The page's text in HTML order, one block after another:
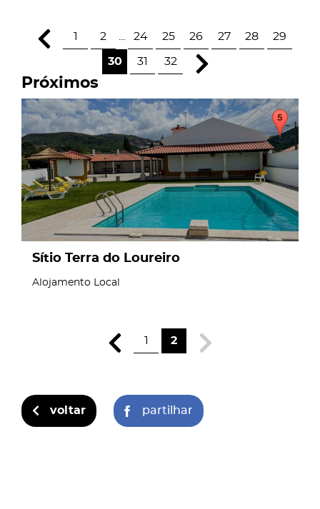
1 2 24 25 26 27 28 29
30 31 32
Próximos
page
Sítio Terra do Loureiro
Alojamento Local
1 2
voltar partilhar